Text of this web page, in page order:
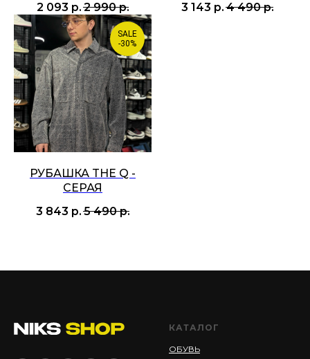
2 093 р.2 990 р.
3 143 р.4 490 р.
SALE
-30%
РУБАШКА THE Q -
CЕРАЯ
3 843 р.5 490 р.
КАТАЛОГ
ОБУВЬ